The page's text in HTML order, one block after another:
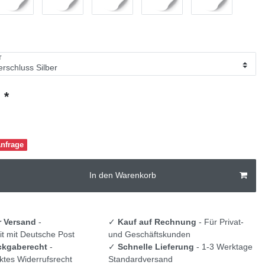
*
In den Warenkorb
-
mit Deutsche Post
-
Widerrufsrecht
✓ Kauf auf Rechnung - Für Privat-
und Geschäftskunden
✓ Schnelle Lieferung - 1-3 Werktage
Standardversand